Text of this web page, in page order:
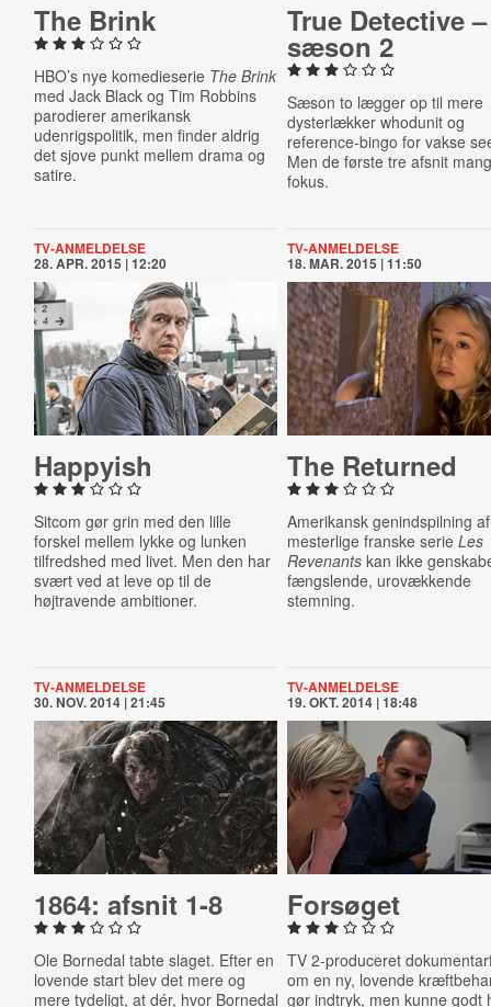
The Brink
HBO’s nye komedieserie The Brink
med Jack Black og Tim Robbins
parodierer amerikansk
udenrigspolitik, men finder aldrig
det sjove punkt mellem drama og
satire.
True Detective –
sæson 2
Sæson to lægger op til mere
dysterlækker whodunit og
reference-bingo for vakse
Men de første tre afsnit
fokus.
TV-ANMELDELSE
28. APR. 2015 | 12:20
Happyish
Sitcom gør grin med den lille
forskel mellem lykke og lunken
tilfredshed med livet. Men den har
svært ved at leve op til de
højtravende ambitioner.
TV-ANMELDELSE
18. MAR. 2015 | 11:50
The Returned
Amerikansk genindspilning
mesterlige franske serieLes
Revenants kan ikke
fængslende, urovækkende
stemning.
TV-ANMELDELSE
30. NOV. 2014 | 21:45
1864: afsnit 1-8
Ole Bornedal tabte slaget. Efter en
lovende start blev det mere og
mere tydeligt, at dér, hvor Bornedal
TV-ANMELDELSE
19. OKT. 2014 | 18:48
Forsøget
TV 2-produceret
om en ny, lovende
gør indtryk, men kunne godt